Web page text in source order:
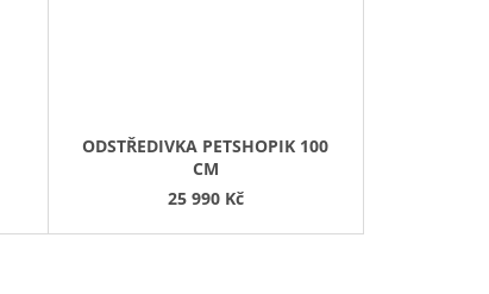
ODSTŘEDIVKA PETSHOPIK 100
CM
25 990 Kč